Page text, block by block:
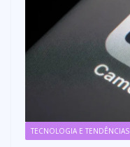
TECNOLOGIA E TENDÊNCIAS